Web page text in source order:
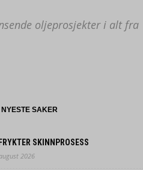
oljeprosjekter i alt fra
NYESTE SAKER
SKINNPROSESS
2026